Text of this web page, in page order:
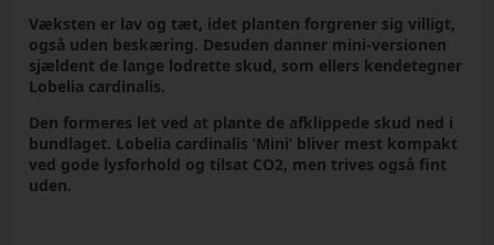
Væksten er lav og tæt, idet planten forgrener sig villigt,
også uden beskæring. Desuden danner mini-versionen
sjældent de lange lodrette skud, som ellers kendetegner
Lobelia cardinalis.
Den formeres let ved at plante de afklippede skud ned i
bundlaget. Lobelia cardinalis ’Mini’ bliver mest kompakt
ved gode lysforhold og tilsat CO2, men trives også fint
uden.